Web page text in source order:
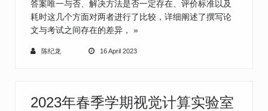
答案唯一与否、解决方法是否一定存在、评价标准以及
耗时这几个方面对两者进行了比较，详细阐述了撰写论
文与考试之间存在的差异， »
陈纪龙 16 April 2023
2023年春季学期视觉计算实验室